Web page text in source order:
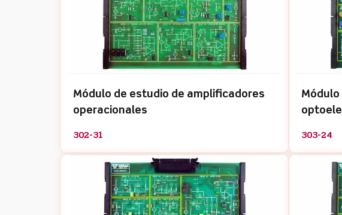
Módulo de estudio de amplificadores
operacionales
302-31 303-24